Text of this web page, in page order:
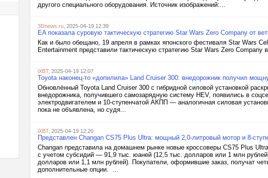
другого специального оборудования. Источник изображений:...
3Dnews.ru , 2025-04-19 12:39
EA показала суровую тактическую стратегию Star Wars Zero Company от
Как и было обещано, 19 апреля в рамках японского фестиваля Star Wars
Entertainment представили тактическую стратегию Star Wars Zero
iXBT, 2025-04-19 12:07
Toyota наконец-то «допилила» Land Cruiser 300: внедорожник получил
Обновлённый Toyota Land Cruiser 300 с гибридной силовой установкой
внедорожника, получившего самозарядную систему HEV, появились в
электродвигателем и 10-ступенчатой АКПП — аналогичная силовая
пока не объявлена, но судя...
iXBT, 2025-04-19 12:20
Представлен Changan CS75 Plus Ultra: мощный 2,0-литровый мотор и 8-
Changan представила на домашнем рынке новые кроссоверы CS75 Plus
с учетом субсидий — 91,9 тыс. юаней (12,5 тыс. долларов или 1 млн
долларов или 1,1 млн рублей). Покупатели, оформившие заказ, получат
дополнительные опции. ...